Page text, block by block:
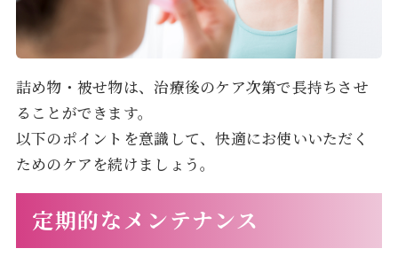
詰め物・被せ物は、治療後のケア次第で長持ちさせ
ることができます。
以下のポイントを意識して、快適にお使いいただく
ためのケアを続けましょう。
定期的なメンテナンス